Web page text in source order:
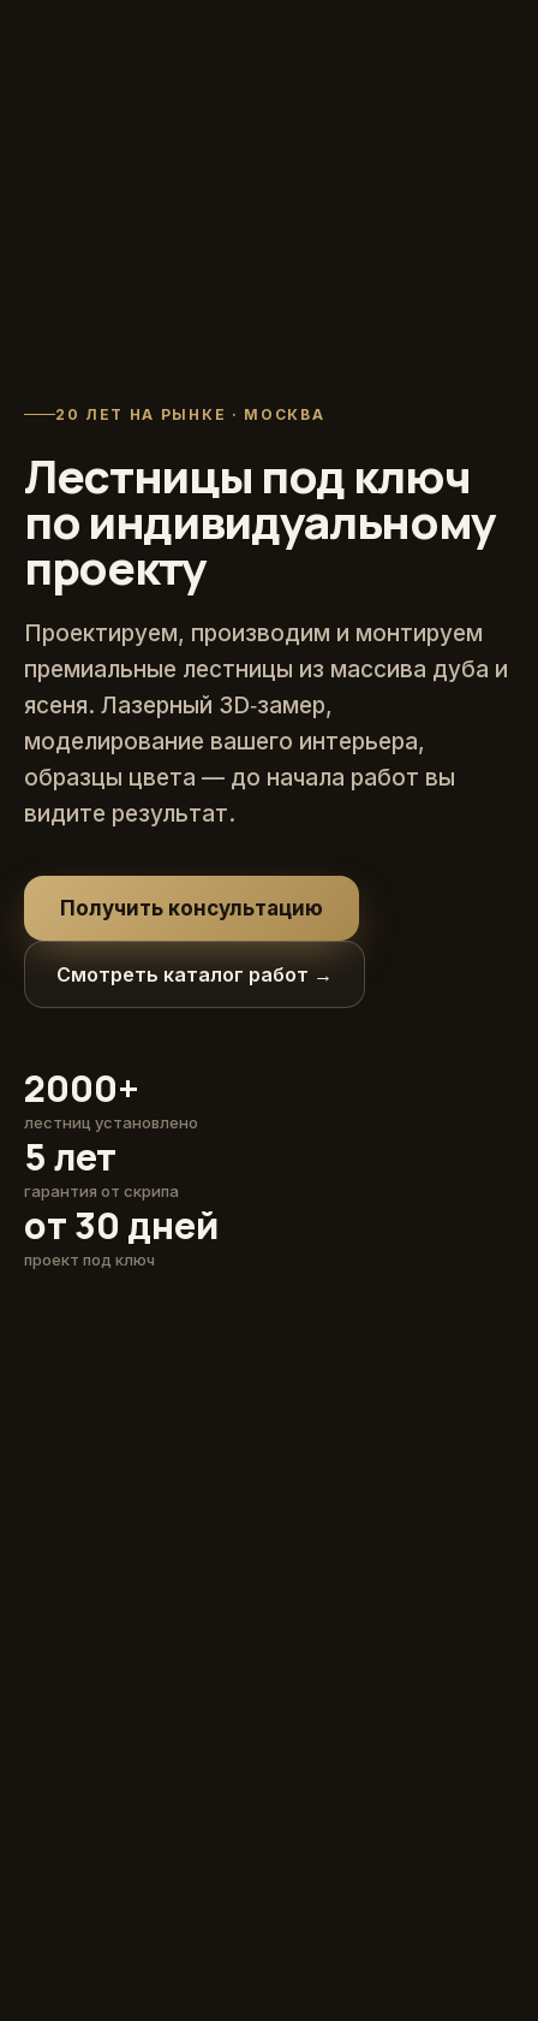
20 ЛЕТ НА РЫНКЕ · МОСКВА
Лестницы под ключ
по индивидуальному
проекту
Проектируем, производим и монтируем
премиальные лестницы из массива дуба и
ясеня. Лазерный 3D‑замер,
моделирование вашего интерьера,
образцы цвета — до начала работ вы
видите результат.
Получить консультацию
Смотреть каталог работ →
2000+
лестниц установлено
5 лет
гарантия от скрипа
от 30 дней
проект под ключ